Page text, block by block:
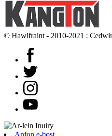
© Hawlfraint - 2010-2021 :